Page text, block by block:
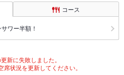
コース
ワー半額！
新に失敗しました。
状況を更新してください。